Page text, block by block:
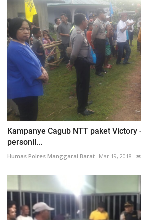
Kampanye Cagub NTT paket Victory
personil...
Humas Polres Manggarai Barat Mar 19, 2018